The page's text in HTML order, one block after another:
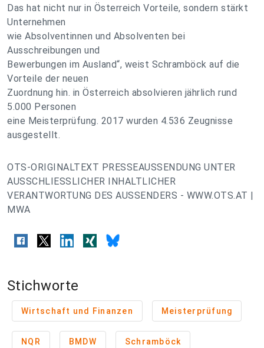
Das hat nicht nur in Österreich Vorteile, sondern stärkt
Unternehmen
wie Absolventinnen und Absolventen bei
Ausschreibungen und
Bewerbungen im Ausland“, weist Schramböck auf die
Vorteile der neuen
Zuordnung hin. in Österreich absolvieren jährlich rund
5.000 Personen
eine Meisterprüfung. 2017 wurden 4.536 Zeugnisse
ausgestellt.
OTS-ORIGINALTEXT PRESSEAUSSENDUNG UNTER
AUSSCHLIESSLICHER INHALTLICHER
VERANTWORTUNG DES AUSSENDERS - WWW.OTS.AT |
MWA
Stichworte
Wirtschaft und Finanzen Meisterprüfung
NQR BMDW Schramböck